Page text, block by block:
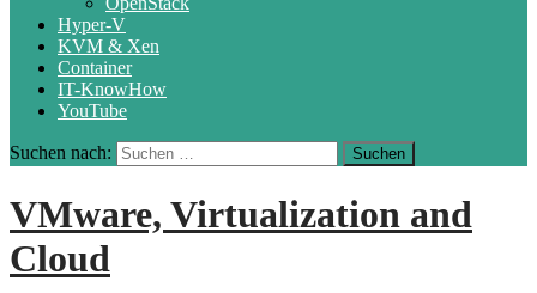
Hyper-V
KVM & Xen
Container
IT-KnowHow
YouTube
Suchen nach:
VMware, Virtualization and
Cloud